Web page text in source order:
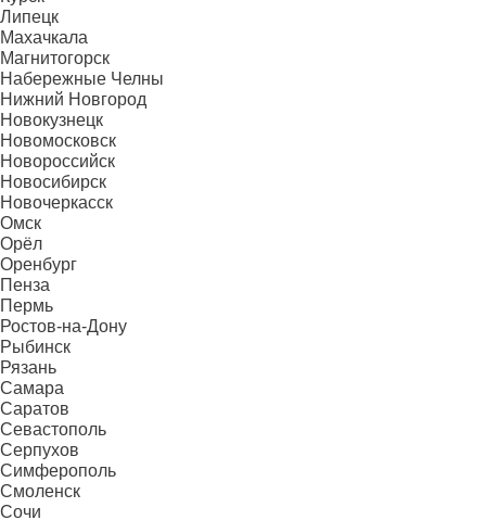
Липецк
Махачкала
Магнитогорск
Набережные Челны
Нижний Новгород
Новокузнецк
Новомосковск
Новороссийск
Новосибирск
Новочеркасск
Омск
Орёл
Оренбург
Пенза
Пермь
Ростов-на-Дону
Рыбинск
Рязань
Самара
Саратов
Севастополь
Серпухов
Симферополь
Смоленск
Сочи